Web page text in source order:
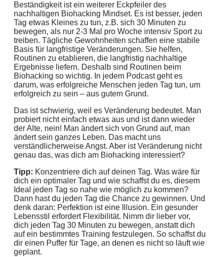
Beständigkeit ist ein weiterer Eckpfeiler des
nachhaltigen Biohacking Mindset. Es ist besser, jeden
Tag etwas Kleines zu tun, z.B. sich 30 Minuten zu
bewegen, als nur 2-3 Mal pro Woche intensiv Sport zu
treiben. Tägliche Gewohnheiten schaffen eine stabile
Basis für langfristige Veränderungen. Sie helfen,
Routinen zu etablieren, die langfristig nachhaltige
Ergebnisse liefern. Deshalb sind Routinen beim
Biohacking so wichtig. In jedem Podcast geht es
darum, was erfolgreiche Menschen jeden Tag tun, um
erfolgreich zu sein – aus gutem Grund.
Das ist schwierig, weil es Veränderung bedeutet. Man
probiert nicht einfach etwas aus und ist dann wieder
der Alte, nein! Man ändert sich von Grund auf, man
ändert sein ganzes Leben. Das macht uns
verständlicherweise Angst. Aber ist Veränderung nicht
genau das, was dich am Biohacking interessiert?
Tipp: Konzentriere dich auf deinen Tag. Was wäre für
dich ein optimaler Tag und wie schaffst du es, diesem
Ideal jeden Tag so nahe wie möglich zu kommen?
Dann hast du jeden Tag die Chance zu gewinnen. Und
denk daran: Perfektion ist eine Illusion. Ein gesunder
Lebensstil erfordert Flexibilität. Nimm dir lieber vor,
dich jeden Tag 30 Minuten zu bewegen, anstatt dich
auf ein bestimmtes Training festzulegen. So schaffst du
dir einen Puffer für Tage, an denen es nicht so läuft wie
geplant.